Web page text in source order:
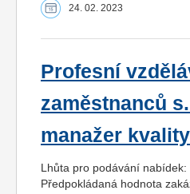
24. 02. 2023
Profesní
zaměstnanců
manažer kvality
Lhůta pro podávání
Předpokládaná hodnota